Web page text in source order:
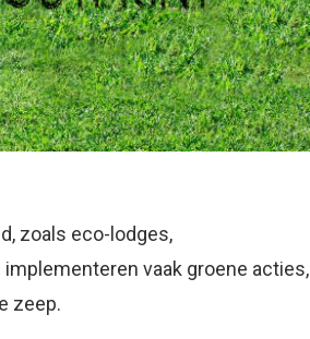
zoals eco-lodges,
vaak groene acties,
zeep.